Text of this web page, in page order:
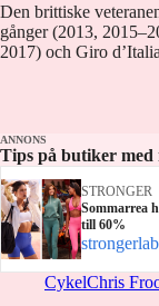
Den brittiske
gånger (2013,
2017) och Giro
ANNONS
Tips på butiker
STRONGER
Sommarrea
till 60%
CykelChris